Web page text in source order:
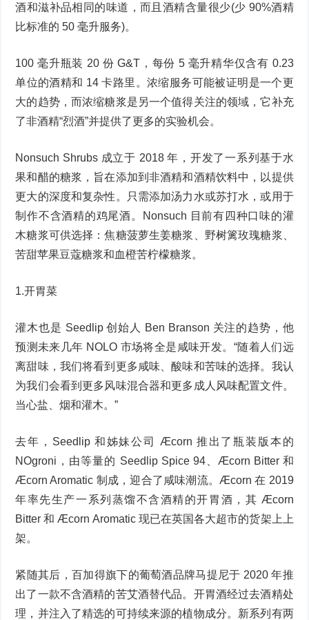
酒和滋补品相同的味道，而且酒精含量很少(少 90%酒精
比标准的 50 毫升服务)。
100 毫升瓶装 20 份 G&T，每份 5 毫升精华仅含有 0.23
单位的酒精和 14 卡路里。浓缩服务可能被证明是一个更
大的趋势，而浓缩糖浆是另一个值得关注的领域，它补充
了非酒精“烈酒”并提供了更多的实验机会。
Nonsuch Shrubs 成立于 2018 年，开发了一系列基于水
果和醋的糖浆，旨在添加到非酒精和酒精饮料中，以提供
更大的深度和复杂性。只需添加汤力水或苏打水，或用于
制作不含酒精的鸡尾酒。Nonsuch 目前有四种口味的灌
木糖浆可供选择：焦糖菠萝生姜糖浆、野树篱玫瑰糖浆、
苦甜苹果豆蔻糖浆和血橙苦柠檬糖浆。
1.开胃菜
灌木也是 Seedlip 创始人 Ben Branson 关注的趋势，他
预测未来几年 NOLO 市场将全是咸味开发。“随着人们远
离甜味，我们将看到更多咸味、酸味和苦味的选择。我认
为我们会看到更多风味混合器和更多成人风味配置文件。
当心盐、烟和灌木。”
去年，Seedlip 和姊妹公司 Æcorn 推出了瓶装版本的
NOgroni，由等量的 Seedlip Spice 94、Æcorn Bitter 和
Æcorn Aromatic 制成，迎合了咸味潮流。Æcorn 在 2019
年率先生产一系列蒸馏不含酒精的开胃酒，其 Æcorn
Bitter 和 Æcorn Aromatic 现已在英国各大超市的货架上上
架。
紧随其后，百加得旗下的葡萄酒品牌马提尼于 2020 年推
出了一款不含酒精的苦艾酒替代品。开胃酒经过去酒精处
理，并注入了精选的可持续来源的植物成分。新系列有两